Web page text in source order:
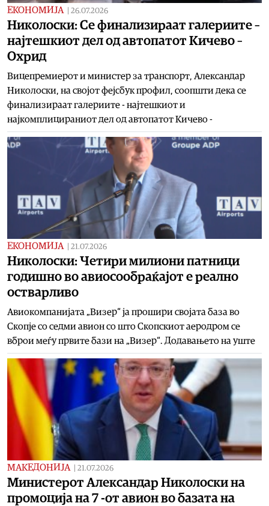
ЕКОНОМИЈА 26.07.2026
Николоски: Се финализираат галериите –
најтешкиот дел од автопатот Кичево –
Охрид
Вицепремиерот и министер за транспорт, Александар
Николоски, на својот фејсбук профил, соопшти дека се
финализираат галериите - најтешкиот и
најкомплицираниот дел од автопатот Кичево -
ЕКОНОМИЈА 21.07.2026
Николоски: Четири милиони патници
годишно во авиосообраќајот е реално
остварливо
Авиокомпанијата „Визер“ ја прошири својата база во
Скопје со седми авион со што Скопскиот аеродром се
вброи меѓу првите бази на „Визер“. Додавањето на уште
МАКЕДОНИЈА 21.07.2026
Министерот Александар Николоски на
промоција на 7 -от авион во базата на